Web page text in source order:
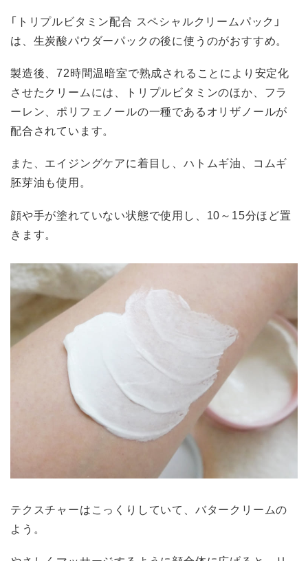
「トリプルビタミン配合 スペシャルクリームパック」
は、生炭酸パウダーパックの後に使うのがおすすめ。
製造後、72時間温暗室で熟成されることにより安定化
させたクリームには、トリプルビタミンのほか、フラ
ーレン、ポリフェノールの一種であるオリザノールが
配合されています。
また、エイジングケアに着目し、ハトムギ油、コムギ
胚芽油も使用。
顔や手が塗れていない状態で使用し、10～15分ほど置
きます。
テクスチャーはこっくりしていて、バタークリームの
よう。